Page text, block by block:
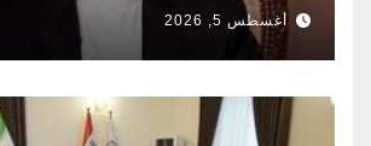
أغسطس 5, 2026